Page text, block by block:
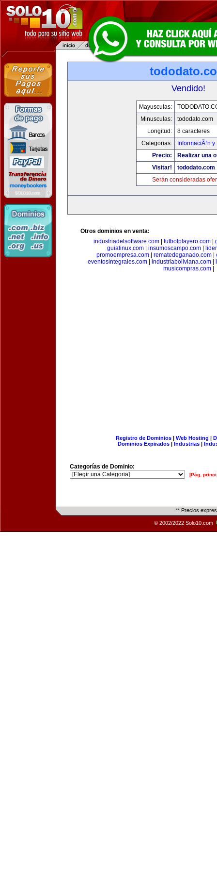
Vendido!
Mayusculas:
Minusculas:
tododato.com
Longitud:
8 caracteres
Categorias:
InformaciÃ³n
Precio:
Realizar una
Visitar!
tododato.com
Serán consideradas
Otros dominios en venta:
industriadelsoftware.com| futbolplayero.com|
guialinux.com
insumoscampo.com
promoempresa.com| rematedeganado.com|
eventosintegrales.com| industriaboliviana.com|
musicompras.com|
Registro de Dominios| Web Hosting |
Dominios Expirados | Industrias |
Categorías de Dominio:
[Pág.
** Precios
© 2002/2022 Solo10.com